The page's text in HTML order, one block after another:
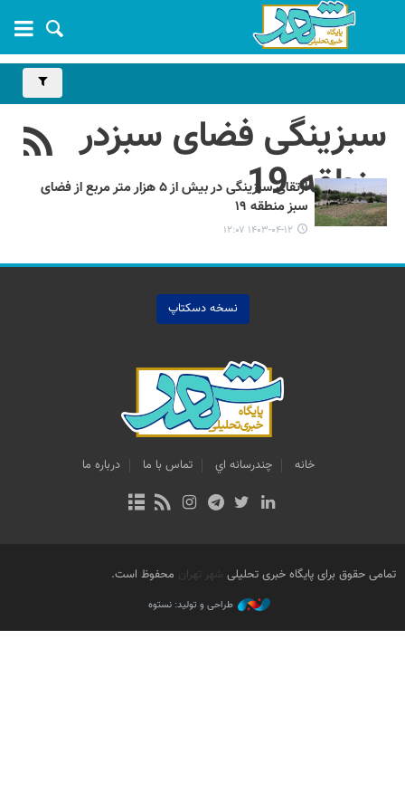
سبزینگی فضای سبزدر
منطقه 19
ارتقای سبزینگی در بیش از ۵ هزار متر مربع از فضای
سبز منطقه ۱۹
۱۴۰۳-۰۴-۱۲ ۱۲:۰۷
نسخه دسکتاپ
خانه چندرسانه اي تماس با ما درباره ما
تمامی حقوق برای پایگاه خبری تحلیلی شهر تهران محفوظ است.
طراحی و تولید: نستوه